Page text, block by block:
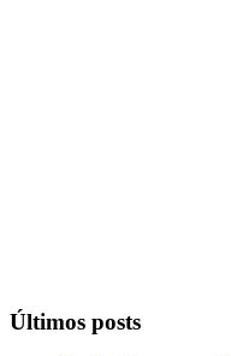
Últimos posts